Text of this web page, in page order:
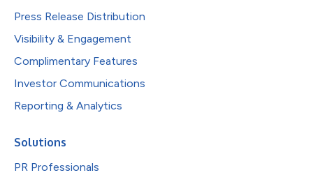
Press Release Distribution
Visibility & Engagement
Complimentary Features
Investor Communications
Reporting & Analytics
Solutions
PR Professionals